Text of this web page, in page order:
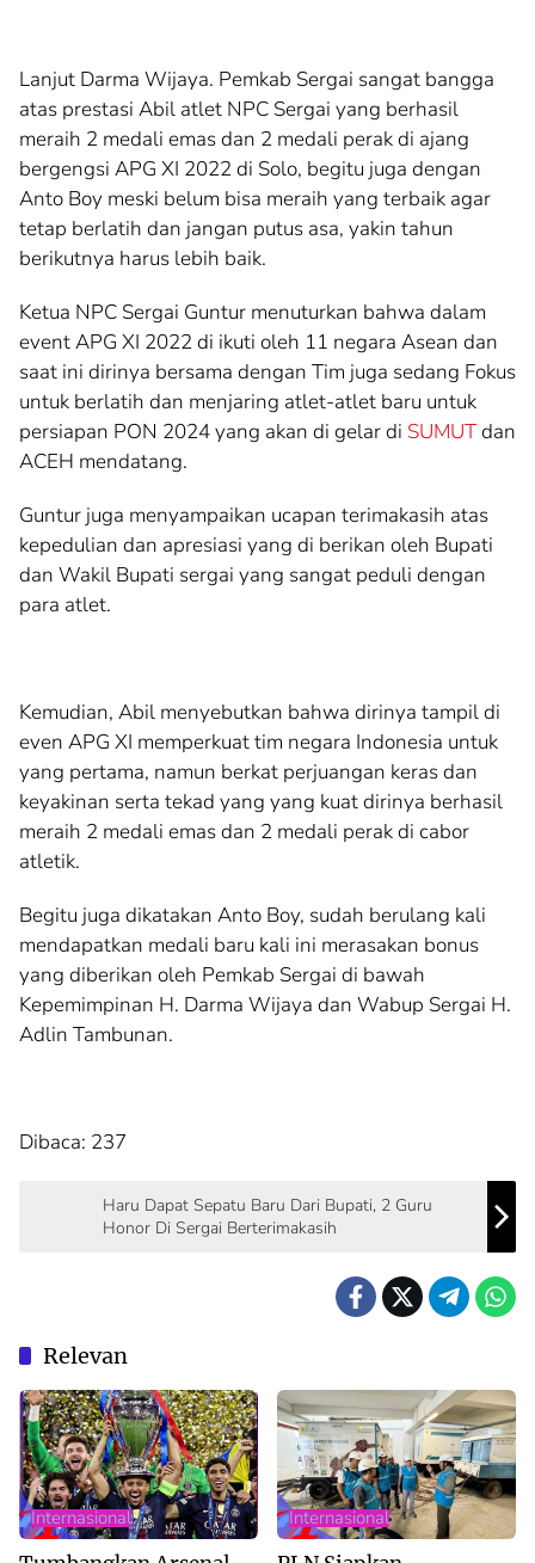
Lanjut Darma Wijaya. Pemkab Sergai sangat bangga
atas prestasi Abil atlet NPC Sergai yang berhasil
meraih 2 medali emas dan 2 medali perak di ajang
bergengsi APG XI 2022 di Solo, begitu juga dengan
Anto Boy meski belum bisa meraih yang terbaik agar
tetap berlatih dan jangan putus asa, yakin tahun
berikutnya harus lebih baik.
Ketua NPC Sergai Guntur menuturkan bahwa dalam
event APG XI 2022 di ikuti oleh 11 negara Asean dan
saat ini dirinya bersama dengan Tim juga sedang Fokus
untuk berlatih dan menjaring atlet-atlet baru untuk
persiapan PON 2024 yang akan di gelar di SUMUTdan
ACEH mendatang.
Guntur juga menyampaikan ucapan terimakasih atas
kepedulian dan apresiasi yang di berikan oleh Bupati
dan Wakil Bupati sergai yang sangat peduli dengan
para atlet.
Kemudian, Abil menyebutkan bahwa dirinya tampil di
even APG XI memperkuat tim negara Indonesia untuk
yang pertama, namun berkat perjuangan keras dan
keyakinan serta tekad yang yang kuat dirinya berhasil
meraih 2 medali emas dan 2 medali perak di cabor
atletik.
Begitu juga dikatakan Anto Boy, sudah berulang kali
mendapatkan medali baru kali ini merasakan bonus
yang diberikan oleh Pemkab Sergai di bawah
Kepemimpinan H. Darma Wijaya dan Wabup Sergai H.
Adlin Tambunan.
Dibaca: 237
Haru Dapat Sepatu Baru Dari Bupati, 2 Guru
Honor Di Sergai Berterimakasih
Relevan
Internasional Internasional